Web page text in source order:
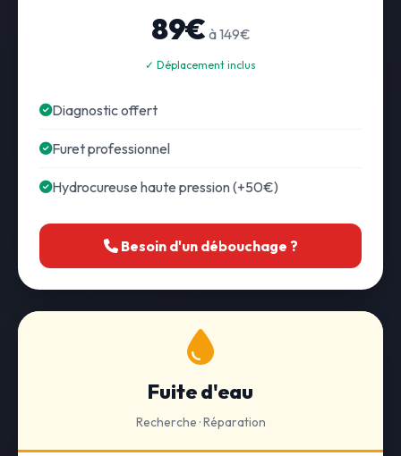
89€ à 149€
✓ Déplacement inclus
Diagnostic offert
Furet professionnel
Hydrocureuse haute pression (+50€)
Besoin d'un débouchage ?
Fuite d'eau
Recherche · Réparation